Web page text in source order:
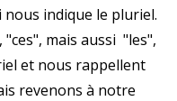
nous indique le pluriel.
mais aussi "les",
et nous rappellent
revenons à notre